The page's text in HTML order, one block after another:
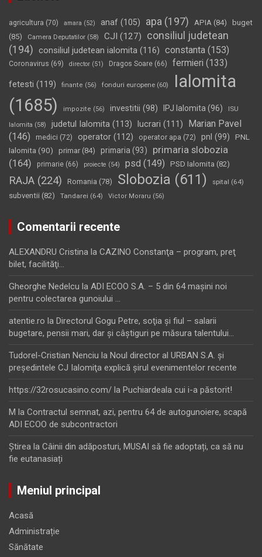
agricultura (70) amara (52) anaf (105) apa (197) APIA (84)
buget
(85)
Camera Deputatilor (58) CJI (127)
consiliul judetean
(194) consiliul judetean ialomita (116) constanta (153)
Coronavirus (69) director (51) Dragos Soare (66) fermieri (133)
fetesti (119) finante (56) fonduri europene (60)
Ialomita
(1685)
impozite (56) investitii (98) IPJ Ialomita (96) ISU
Ialomita (58) judetul Ialomita (113) lucrari (111)
Marian Pavel
(146)
medici (72) operator (112) operator apa (72) pnl (99)
PNL
Ialomita (90) primar(84) primaria (93)
primaria slobozia
(164)
primarie (66) proiecte (54) psd (149) PSD Ialomita (82)
RAJA (224) Romania (78) Slobozia (611) spital (64)
subventii (82) Tandarei (64) Victor Moraru (56)
Comentarii recente
ALEXANDRU Cristina la CAZINO Constanţa – program, preţ
bilet, facilităţi…
Gheorghe Nedelcu la ADI ECOO S.A. – 5 din 64 maşini noi
pentru colectarea gunoiului …
atentie.ro la Directorul Gogu Petre, soţia şi fiul – salarii
bugetare, pensii mari, dar şi câştiguri pe măsura talentului…
Tudorel-Cristian Nenciu la Noul director al URBAN S.A. şi
preşedintele CJ Ialomiţa explică şirul evenimentelor recente
https://32rosucasino.com/ la Puchiardeala cui i-a păstorit!
M la Contractul semnat, azi, pentru 64 de autogunoiere, scapă
ADI ECOO de subcontractori
Ştirea la Câinii din adăposturi, MUSAI să fie adoptați, ca să nu
fie eutanasiați
Meniul principal
Acasă
Administrație
Sănătate